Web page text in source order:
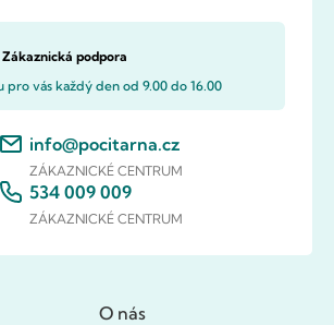
Zákaznická podpora
pro vás každý den od 9.00 do 16.00
info@pocitarna.cz
ZÁKAZNICKÉ CENTRUM
534 009 009
ZÁKAZNICKÉ CENTRUM
O nás